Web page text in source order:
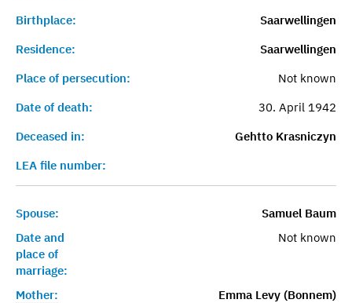
Birthplace:
Saarwellingen
Residence:
Saarwellingen
Place of persecution:
Not known
Date of death:
30. April 1942
Deceased in:
Gehtto Krasniczyn
LEA file number:
Spouse:
Samuel Baum
Date and
place of
marriage:
Not known
Mother:
Emma Levy (Bonnem)